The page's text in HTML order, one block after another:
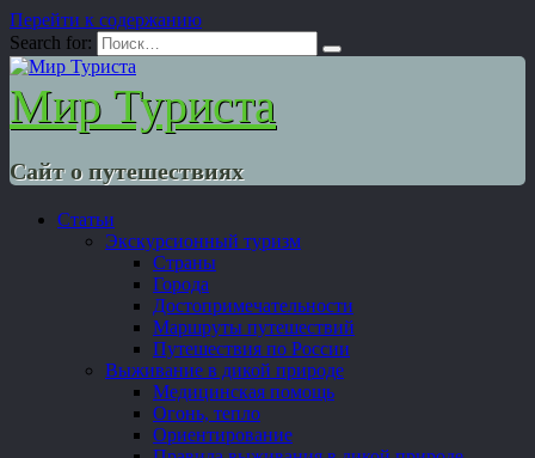
Перейти к содержанию
Search for:
Мир Туриста
Сайт о путешествиях
Статьи
Экскурсионный туризм
Страны
Города
Достопримечательности
Маршруты путешествий
Путешествия по России
Выживание в дикой природе
Медицинская помощь
Огонь, тепло
Ориентирование